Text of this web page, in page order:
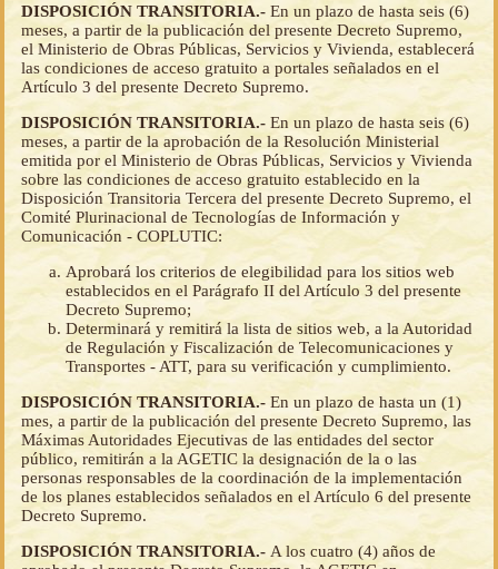
DISPOSICIÓN TRANSITORIA.- En un plazo de hasta seis (6)
meses, a partir de la publicación del presente Decreto Supremo,
el Ministerio de Obras Públicas, Servicios y Vivienda, establecerá
las condiciones de acceso gratuito a portales señalados en el
Artículo 3 del presente Decreto Supremo.
DISPOSICIÓN TRANSITORIA.- En un plazo de hasta seis (6)
meses, a partir de la aprobación de la Resolución Ministerial
emitida por el Ministerio de Obras Públicas, Servicios y Vivienda
sobre las condiciones de acceso gratuito establecido en la
Disposición Transitoria Tercera del presente Decreto Supremo, el
Comité Plurinacional de Tecnologías de Información y
Comunicación - COPLUTIC:
Aprobará los criterios de elegibilidad para los sitios web
establecidos en el Parágrafo II del Artículo 3 del presente
Decreto Supremo;
Determinará y remitirá la lista de sitios web, a la Autoridad
de Regulación y Fiscalización de Telecomunicaciones y
Transportes - ATT, para su verificación y cumplimiento.
DISPOSICIÓN TRANSITORIA.- En un plazo de hasta un (1)
mes, a partir de la publicación del presente Decreto Supremo, las
Máximas Autoridades Ejecutivas de las entidades del sector
público, remitirán a la AGETIC la designación de la o las
personas responsables de la coordinación de la implementación
de los planes establecidos señalados en el Artículo 6 del presente
Decreto Supremo.
DISPOSICIÓN TRANSITORIA.- A los cuatro (4) años de